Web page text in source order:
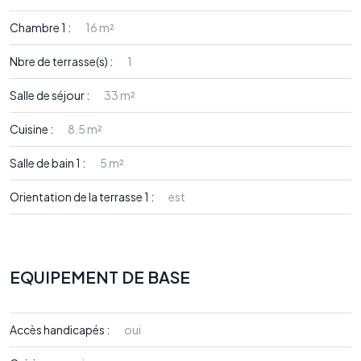
Chambre 1 : 16 m²
Nbre de terrasse(s) : 1
Salle de séjour : 33 m²
Cuisine : 8.5 m²
Salle de bain 1 : 5 m²
Orientation de la terrasse 1 : est
EQUIPEMENT DE BASE
Accès handicapés : oui